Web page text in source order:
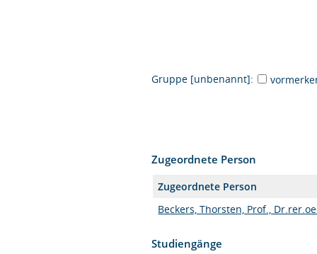
Gruppe [unbenannt]:
Zugeordnete Person
Zugeordnete Person
Beckers, Thorsten, Prof.,
Studiengänge